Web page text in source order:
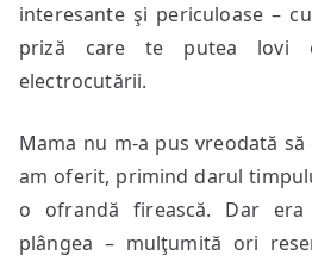
interesante şi periculoase –
priză care te putea lovi
electrocutării.
Mama nu m-a pus vreodată
am oferit, primind darul
o ofrandă firească. Dar
plângea – mulţumită ori